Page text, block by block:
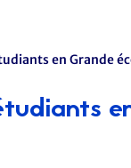
en Grande